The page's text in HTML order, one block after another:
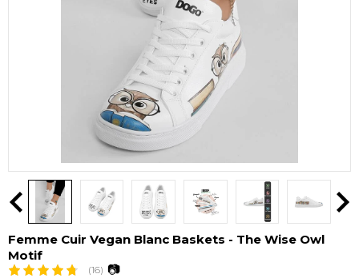
Femme Cuir Vegan Blanc Baskets - The Wise Owl
Motif
(16) 📷